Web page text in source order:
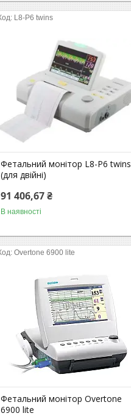
L8-P6 twins
Фетальний монітор L8-P6 twins
(для двійні)
91 406,67 ₴
В наявності
Overtone 6900 lite
Фетальний монітор Overtone
6900 lite